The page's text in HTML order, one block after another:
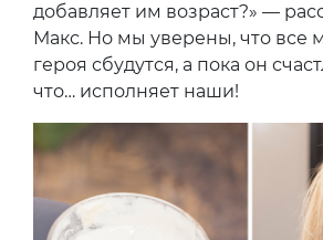
добавляет им возраст?» —
Макс. Но мы уверены, что все
героя сбудутся, а пока он
что… исполняет наши!